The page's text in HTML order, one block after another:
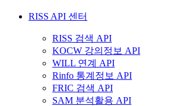
RISS API 센터
RISS 검색 API
KOCW 강의정보 API
WILL 연계 API
Rinfo 통계정보 API
FRIC 검색 API
SAM 분석활용 API